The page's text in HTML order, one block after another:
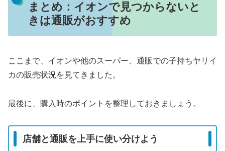
まとめ：イオンで見つからないと
きは通販がおすすめ
ここまで、イオンや他のスーパー、通販での子持ちヤリイ
カの販売状況を見てきました。
最後に、購入時のポイントを整理しておきましょう。
店舗と通販を上手に使い分けよう